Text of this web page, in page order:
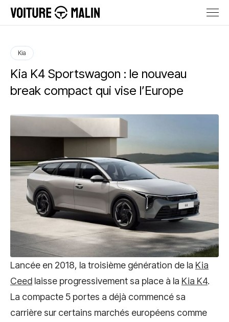
Kia
Kia K4 Sportswagon : le nouveau
break compact qui vise l’Europe
Lancée en 2018, la troisième génération de la Kia
Ceed laisse progressivement sa place à la Kia K4.
La compacte 5 portes a déjà commencé sa
carrière sur certains marchés européens comme